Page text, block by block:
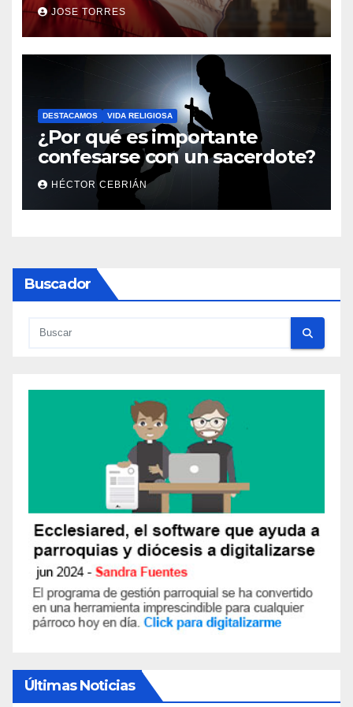
JOSE TORRES
DESTACAMOS VIDA RELIGIOSA
¿Por qué es importante
confesarse con un sacerdote?
HÉCTOR CEBRIÁN
Buscador
Últimas Noticias